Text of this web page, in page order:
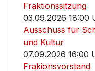
Fraktionssitzung
03.09.2026 18:00
Ausschuss für
und Kultur
07.09.2026 16:00
Frakionsvorstand